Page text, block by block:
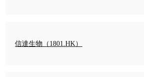
信達生物（1801.HK）